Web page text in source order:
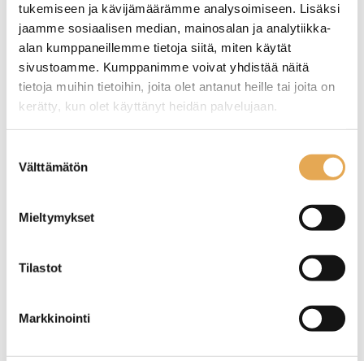
tukemiseen ja kävijämäärämme analysoimiseen. Lisäksi
jaamme sosiaalisen median, mainosalan ja analytiikka-
alan kumppaneillemme tietoja siitä, miten käytät
sivustoamme. Kumppanimme voivat yhdistää näitä
tietoja muihin tietoihin, joita olet antanut heille tai joita on
kerätty, kun olet käyttänyt heidän palvelujaan.
valinta
Välttämätön
Mieltymykset
Tilastot
Markkinointi